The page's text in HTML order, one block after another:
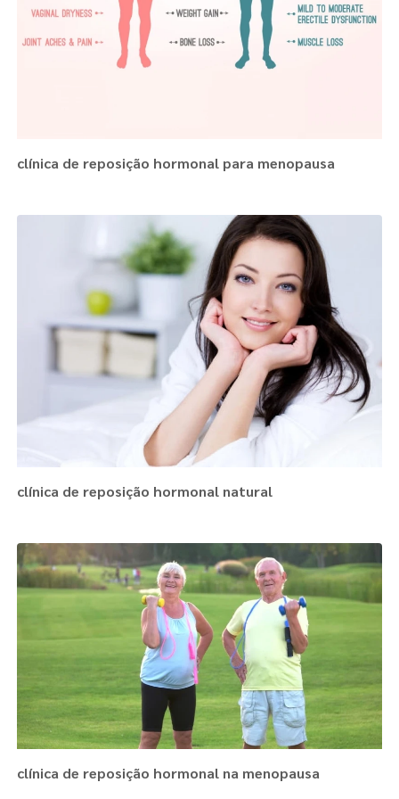
clínica de reposição hormonal para menopausa
clínica de reposição hormonal natural
clínica de reposição hormonal na menopausa